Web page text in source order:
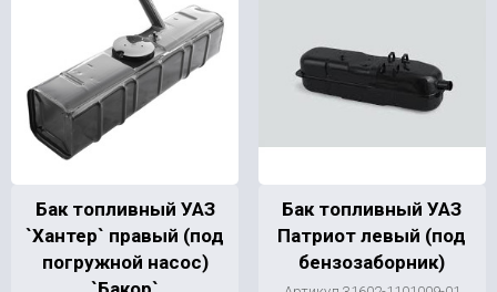
Бак топливный УАЗ
`Хантер` правый (под
погружной насос)
Бак топливный УАЗ
Патриот левый (под
бензозаборник)